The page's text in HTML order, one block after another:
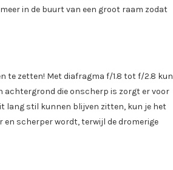
in de buurt van een groot raam zodat
te zetten! Met diafragma f/1.8 tot f/2.8 kun
achtergrond die onscherp is zorgt er voor
lang stil kunnen blijven zitten, kun je het
scherper wordt, terwijl de dromerige